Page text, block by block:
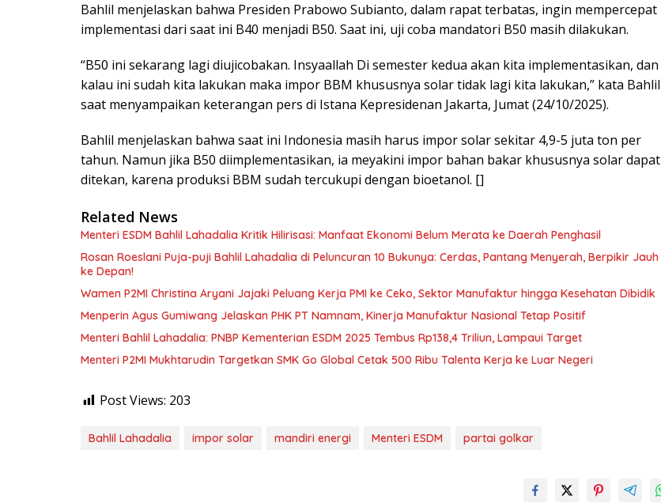
Bahlil menjelaskan bahwa Presiden Prabowo Subianto, dalam rapat terbatas, ingin mempercepat
implementasi dari saat ini B40 menjadi B50. Saat ini, uji coba mandatori B50 masih dilakukan.
“B50 ini sekarang lagi diujicobakan. Insyaallah Di semester kedua akan kita implementasikan, dan
kalau ini sudah kita lakukan maka impor BBM khususnya solar tidak lagi kita lakukan,” kata Bahlil
saat menyampaikan keterangan pers di Istana Kepresidenan Jakarta, Jumat (24/10/2025).
Bahlil menjelaskan bahwa saat ini Indonesia masih harus impor solar sekitar 4,9-5 juta ton per
tahun. Namun jika B50 diimplementasikan, ia meyakini impor bahan bakar khususnya solar dapat
ditekan, karena produksi BBM sudah tercukupi dengan bioetanol. []
Related News
Menteri ESDM Bahlil Lahadalia Kritik Hilirisasi: Manfaat Ekonomi Belum Merata ke Daerah Penghasil
Rosan Roeslani Puja-puji Bahlil Lahadalia di Peluncuran 10 Bukunya: Cerdas, Pantang Menyerah, Berpikir Jauh
ke Depan!
Wamen P2MI Christina Aryani Jajaki Peluang Kerja PMI ke Ceko, Sektor Manufaktur hingga Kesehatan Dibidik
Menperin Agus Gumiwang Jelaskan PHK PT Namnam, Kinerja Manufaktur Nasional Tetap Positif
Menteri Bahlil Lahadalia: PNBP Kementerian ESDM 2025 Tembus Rp138,4 Triliun, Lampaui Target
Menteri P2MI Mukhtarudin Targetkan SMK Go Global Cetak 500 Ribu Talenta Kerja ke Luar Negeri
Post Views: 203
Bahlil Lahadalia impor solar mandiri energi Menteri ESDM partai golkar